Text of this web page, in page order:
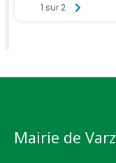
Mairie de